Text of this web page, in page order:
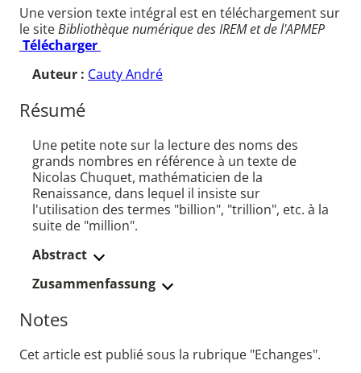
Une version texte intégral est en téléchargement sur
le siteBibliothèque numérique des IREM et de l'APMEP
Télécharger
Auteur : Cauty André
Résumé
Une petite note sur la lecture des noms des
grands nombres en référence à un texte de
Nicolas Chuquet, mathématicien de la
Renaissance, dans lequel il insiste sur
l'utilisation des termes "billion", "trillion", etc. à la
suite de "million".
Abstract
Zusammenfassung
Notes
Cet article est publié sous la rubrique "Echanges".